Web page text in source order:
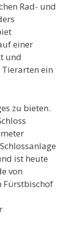
Rad- und
einer
und
Tierarten ein
zu bieten.
ist heute
von
Fürstbischof